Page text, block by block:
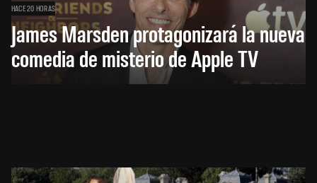
HACE 20 HORAS
James Marsden protagonizará la nueva
comedia de misterio de Apple TV